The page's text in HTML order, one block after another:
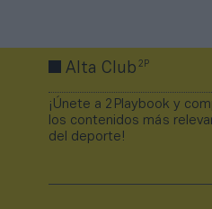
Alta Club2P
¡Únete a 2Playbook y
los contenidos más
del deporte!